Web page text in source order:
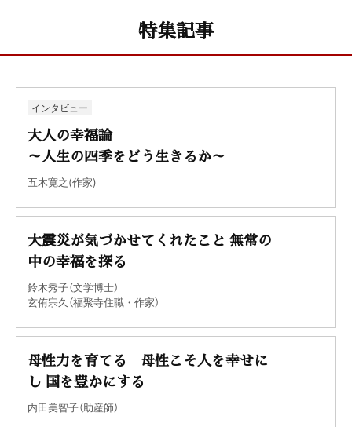
特集記事
インタビュー
大人の幸福論
～人生の四季をどう生きるか～
五木寛之(作家)
大震災が気づかせてくれたこと 無常の
中の幸福を探る
鈴木秀子（文学博士）
玄侑宗久（福聚寺住職・作家）
母性力を育てる 母性こそ人を幸せに
し 国を豊かにする
内田美智子（助産師）